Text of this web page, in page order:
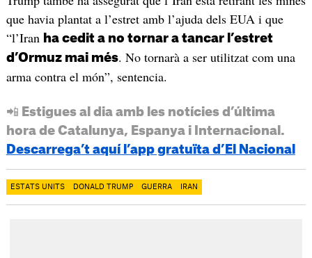
que havia plantat a l’estret amb l’ajuda dels EUA i que
“l’Iran ha cedit a no tornar a tancar l’estret
d’Ormuz mai més. No tornarà a ser utilitzat com una
arma contra el món”, sentencia.
📲 Estigues al dia amb les notícies d’última
hora de Catalunya, Espanya i Internacional.
Descarrega’t aquí l’app gratuïta d’El Nacional
ESTATS UNITS DONALD TRUMP GUERRA IRAN